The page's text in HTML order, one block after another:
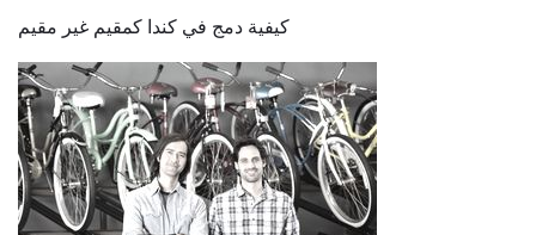
كيفية دمج في كندا كمقيم غير مقيم